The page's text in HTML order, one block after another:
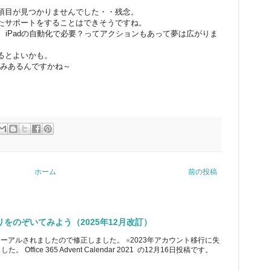
が見つかりませんでした・・残念。
ポートをすることはできそうですね。
の自動化で必要？ってアクションもあって夢は広がりま
よいかも。
あるんですかね～
前の投稿
ホーム
のぞいてみよう（2025年12月改訂）
アルされましたので修正しました。 ※2023年アカウント移行に失
た。 Office 365 Advent Calendar 2021 の12月16日投稿です。